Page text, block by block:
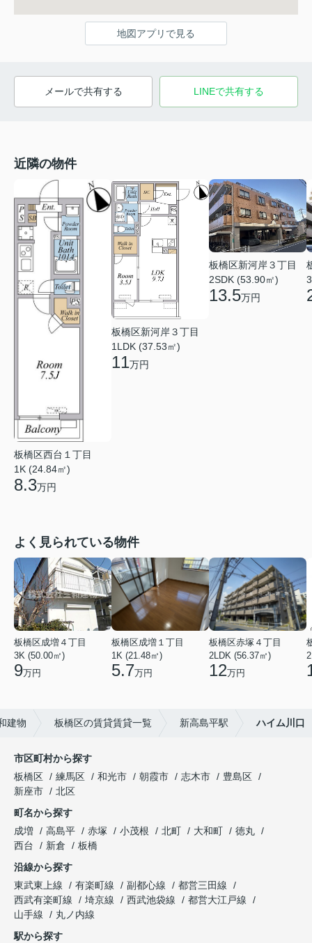
地図アプリで見る
メールで共有する LINEで共有する
近隣の物件
板橋区西台１丁目
1K (24.84㎡)
8.3万円
板橋区新河岸３丁目
1LDK (37.53㎡)
11万円
板橋区新河岸３丁目
2SDK (53.90㎡)
13.5万円
よく見られている物件
板橋区成増４丁目
3K (50.00㎡)
9万円
板橋区成増１丁目
1K (21.48㎡)
5.7万円
板橋区赤塚４丁目
2LDK (56.37㎡)
12万円
建物 板橋区の賃貸賃貸一覧 新高島平駅 ハイム川口
市区町村から探す
板橋区
練馬区 和光市 朝霞市 志木市
豊島区
新座市
北区
町名から探す
成増
高島平 赤塚 小茂根 北町 大和町
徳丸
西台
新倉
板橋
沿線から探す
東武東上線
有楽町線 副都心線
都営三田線
西武有楽町線
埼京線 西武池袋線
都営大江戸線
山手線
丸ノ内線
駅から探す